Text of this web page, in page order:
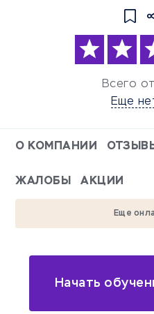
Всего
Еще
О КОМПАНИИ
ЖАЛОБЫ АКЦИИ
Еще
Начать